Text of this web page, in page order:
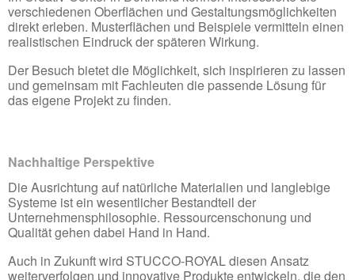
verschiedenen Oberflächen und Gestaltungsmöglichkeiten
direkt erleben. Musterflächen und Beispiele vermitteln einen
realistischen Eindruck der späteren Wirkung.
Der Besuch bietet die Möglichkeit, sich inspirieren zu lassen
und gemeinsam mit Fachleuten die passende Lösung für
das eigene Projekt zu finden.
Nachhaltige Perspektive
Die Ausrichtung auf natürliche Materialien und langlebige
Systeme ist ein wesentlicher Bestandteil der
Unternehmensphilosophie. Ressourcenschonung und
Qualität gehen dabei Hand in Hand.
Auch in Zukunft wird STUCCO-ROYAL diesen Ansatz
weiterverfolgen und innovative Produkte entwickeln, die den